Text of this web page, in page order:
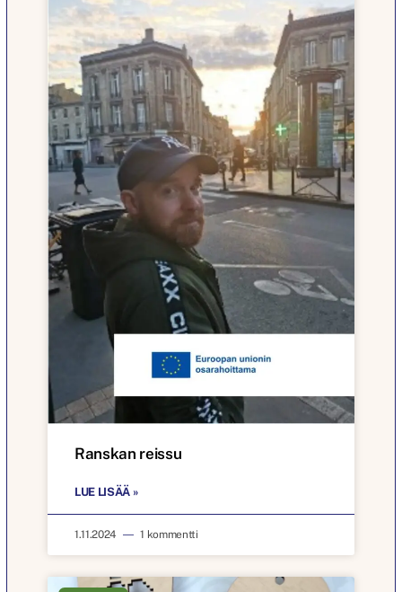
Ranskan reissu
LUE LISÄÄ »
1.11.2024 1 kommentti